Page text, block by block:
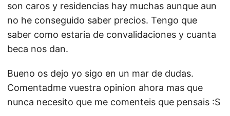
son caros y residencias hay muchas aunque aun
no he conseguido saber precios. Tengo que
saber como estaria de convalidaciones y cuanta
beca nos dan.
Bueno os dejo yo sigo en un mar de dudas.
Comentadme vuestra opinion ahora mas que
nunca necesito que me comenteis que pensais :S